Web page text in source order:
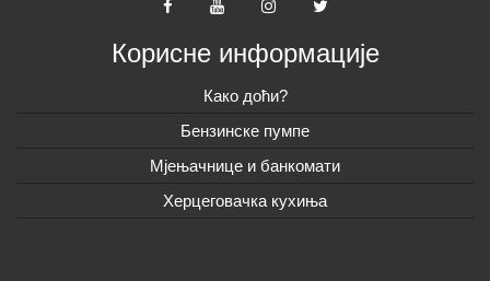
Корисне информације
Како доћи?
Бензинске пумпе
Мјењачнице и банкомати
Херцеговачка кухиња